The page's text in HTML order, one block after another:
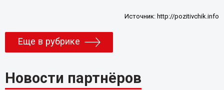
Источник:http://pozitivchik.info
Еще в рубрике
Новости партнёров